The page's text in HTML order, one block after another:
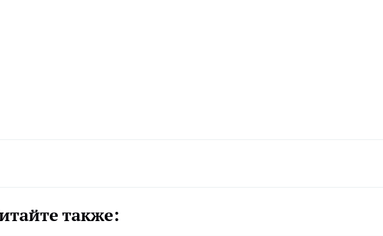
также: